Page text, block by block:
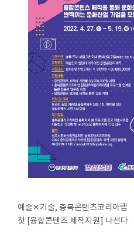
예술✕기술, 충북콘텐츠코리아랩
첫 [융합콘텐츠 제작지원] 나선다